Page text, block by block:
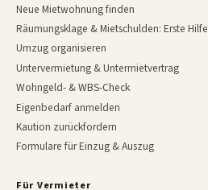
Neue Mietwohnung finden
Räumungsklage & Mietschulden: Erste Hilfe
Umzug organisieren
Untervermietung & Untermietvertrag
Wohngeld- & WBS-Check
Eigenbedarf anmelden
Kaution zurückfordern
Formulare für Einzug & Auszug
Für Vermieter